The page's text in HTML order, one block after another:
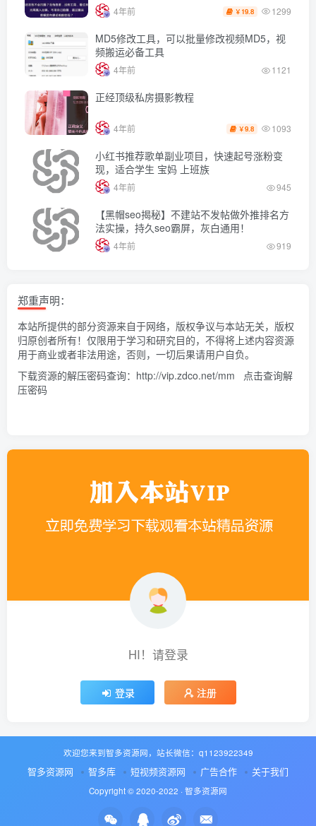
4年前 ￥ 19.8 1299
MD5修改工具，可以批量修改视频MD5，视
频搬运必备工具
4年前 1121
正经顶级私房摄影教程
4年前 ￥9.8 1093
小红书推荐歌单副业项目，快速起号涨粉变
现，适合学生 宝妈 上班族
4年前 945
【黑帽seo揭秘】不建站不发帖做外推排名方
法实操，持久seo霸屏，灰白通用！
4年前 919
郑重声明：
本站所提供的部分资源来自于网络，版权争议与本站无关，版权
归原创者所有！仅限用于学习和研究目的，不得将上述内容资源
用于商业或者非法用途，否则，一切后果请用户自负。
下载资源的解压密码查询： http://vip.zdco.net/mm
点击查询解
压密码
HI！请登录
登录 注册
欢迎您来到智多资源网，站长微信：q1123922349
智多资源网 智多库 短视频资源网 广告合作 关于我们
Copyright © 2020-2022 · 智多资源网